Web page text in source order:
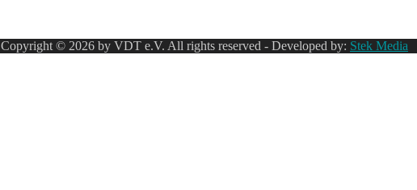
Copyright © 2026 by VDT e.V. All rights reserved - Developed by: Stek Media